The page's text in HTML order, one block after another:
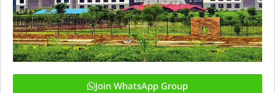
Join WhatsApp Group